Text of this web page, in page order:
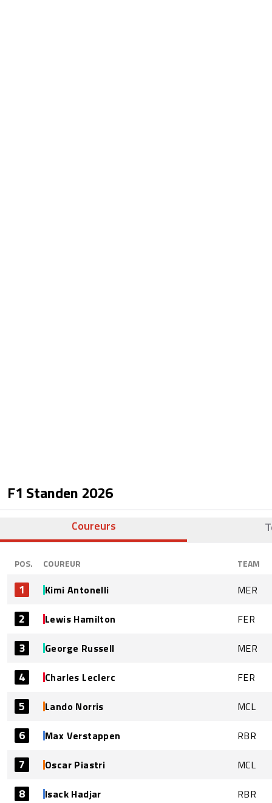
F1 Standen 2026
Coureurs
POS. COUREUR TEAM
1 Kimi Antonelli MER
2 Lewis Hamilton FER
3 George Russell MER
4 Charles Leclerc FER
5 Lando Norris MCL
6 Max Verstappen RBR
7 Oscar Piastri MCL
8 Isack Hadjar RBR